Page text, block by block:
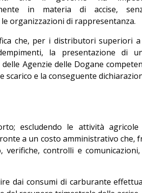
in materia di accise,
organizzazioni di rappresentanza.
che, per i distributori superiori a
la presentazione di
Agenzie delle Dogane
e la conseguente
escludendo le attività agricole
a un costo amministrativo che,
verifiche, controlli e comunicazioni,
dai consumi di carburante